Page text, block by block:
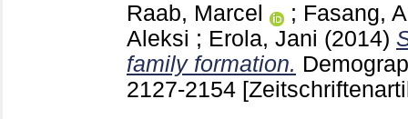
Raab, Marcel
; Fasang,
Aleksi ; Erola, Jani (2014)
family formation.
2127-2154